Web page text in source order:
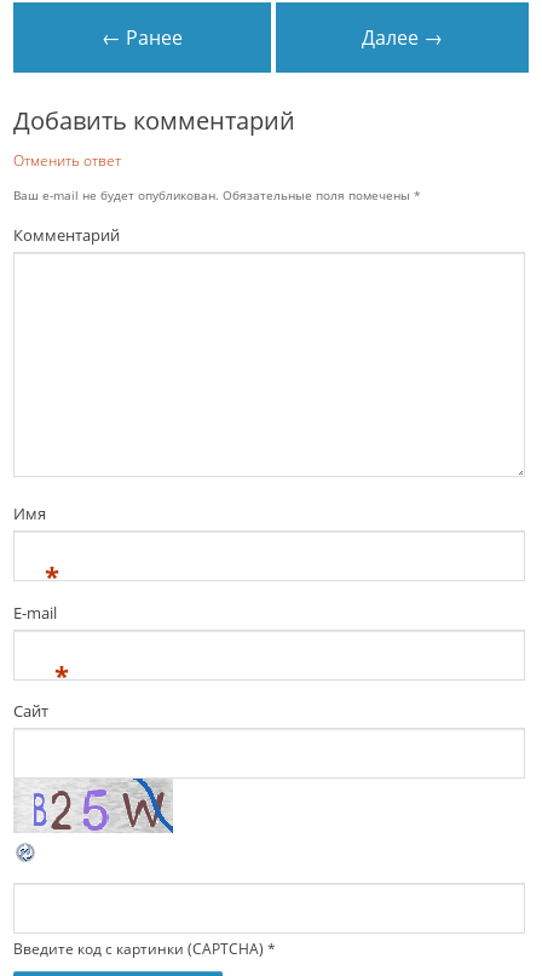
← Ранее Далее →
Добавить комментарий
Отменить ответ
Ваш e-mail не будет опубликован. Обязательные поля помечены*
Комментарий
Имя
*
E-mail
*
Сайт
Введите код с картинки (CAPTCHA) *